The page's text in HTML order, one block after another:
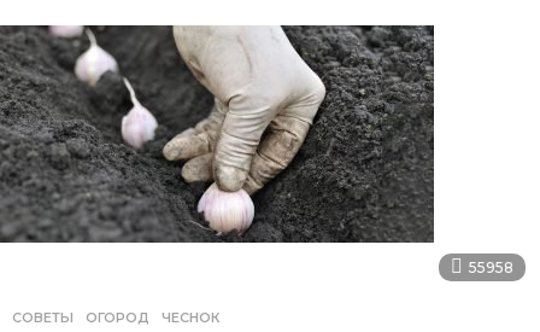
55958
СОВЕТЫ ОГОРОД ,ЧЕСНОК